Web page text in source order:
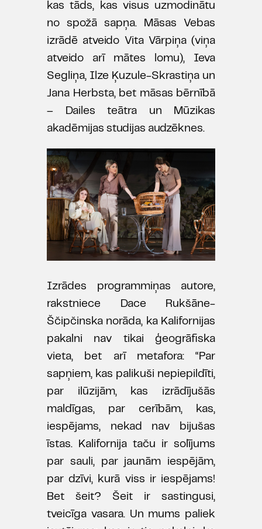
kas tāds, kas visus uzmodinātu
no spožā sapņa. Māsas Vebas
izrādē atveido Vita Vārpiņa (viņa
atveido arī mātes lomu), Ieva
Segliņa, Ilze Ķuzule-Skrastiņa un
Jana Herbsta, bet māsas bērnībā
– Dailes teātra un Mūzikas
akadēmijas studijas audzēknes.
Izrādes programmiņas autore,
rakstniece Dace Rukšāne-
Ščipčinska norāda, ka Kalifornijas
pakalni nav tikai ģeogrāfiska
vieta, bet arī metafora: “Par
sapņiem, kas palikuši nepiepildīti,
par ilūzijām, kas izrādījušās
maldīgas, par cerībām, kas,
iespējams, nekad nav bijušas
īstas. Kalifornija taču ir solījums
par sauli, par jaunām iespējām,
par dzīvi, kurā viss ir iespējams!
Bet šeit? Šeit ir sastingusi,
tveicīga vasara. Un mums paliek